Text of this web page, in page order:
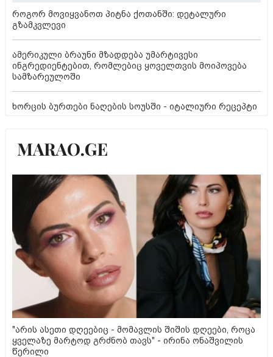
როგორ მოვიყვანოთ პიტნა ქოთანში: დეტალური
გზამკვლევი
ამერიკული ბრაუნი მზადდება უმარტივესი
ინგრედიენტებით, რომლებიც ყოველთვის მოიპოვება
სამზარეულოში
ხორცის ბურთები ნაღების სოუსში - იტალიური რეცეპტი
"არის ასეთი დღეებიც - მომავლის შიშის დღეები, როცა
ყველაზე მარტოდ გრძნობ თავს" - ირინა ონაშვილის
წერილი